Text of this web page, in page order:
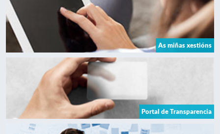
As miñas xestións
Portal de Transparencia